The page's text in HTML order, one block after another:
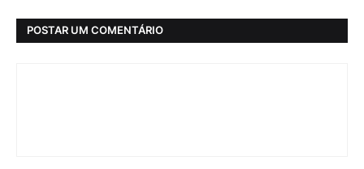
POSTAR UM COMENTÁRIO